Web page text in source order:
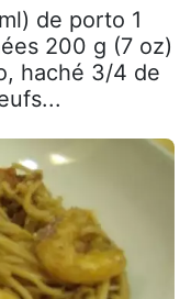
de porto 1
200 g (7 oz)
haché 3/4 de